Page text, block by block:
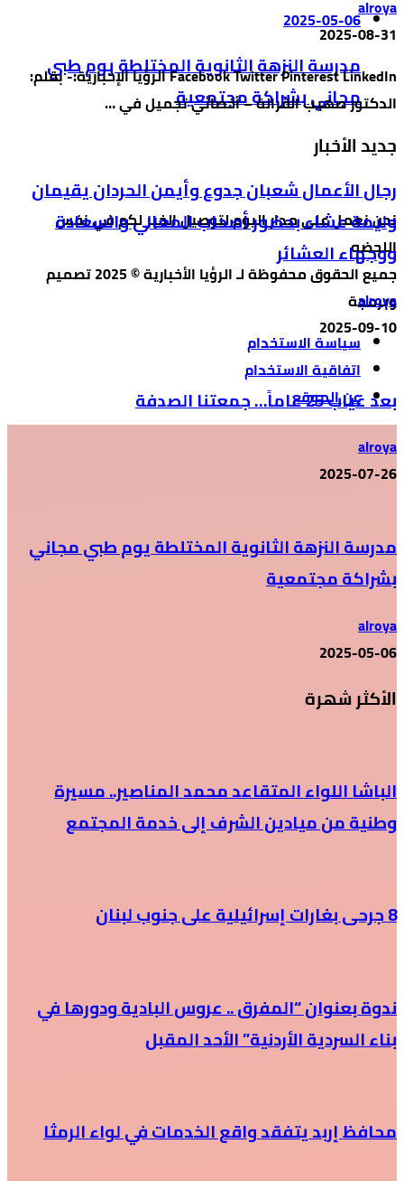
2025-05-06
مدرسة النزهة الثانوية المختلطة يوم طبي
مجاني بشراكة مجتمعية
جديد الأخبار
نحن نعمل على مدار اليوم لتوصيل الخبر لكم في نفس
اللحضه
جميع الحقوق محفوظة لـ الرؤيا الأخبارية © 2025 تصميم
وبرمجة
سياسة الاستخدام
اتفاقية الاستخدام
عن الموقع
alroya
2025-08-31
Facebook Twitter Pinterest LinkedIn الرؤيا الإخبارية:- بقلم:
الدكتور صهيب القرالة – أخصائي تجميل في …
رجال الأعمال شعبان جدوع وأيمن الحردان يقيمان
وليمة عشاء بحضور أصحاب المعالي والسعادة
ووجهاء العشائر
alroya
2025-09-10
بعد غياب 25 عاماً… جمعتنا الصدفة
alroya
2025-07-26
مدرسة النزهة الثانوية المختلطة يوم طبي مجاني
بشراكة مجتمعية
alroya
2025-05-06
الأكثر شهرة
الباشا اللواء المتقاعد محمد المناصير.. مسيرة
وطنية من ميادين الشرف إلى خدمة المجتمع
8 جرحى بغارات إسرائيلية على جنوب لبنان
ندوة بعنوان “المفرق .. عروس البادية ودورها في
بناء السردية الأردنية” الأحد المقبل
محافظ إربد يتفقد واقع الخدمات في لواء الرمثا